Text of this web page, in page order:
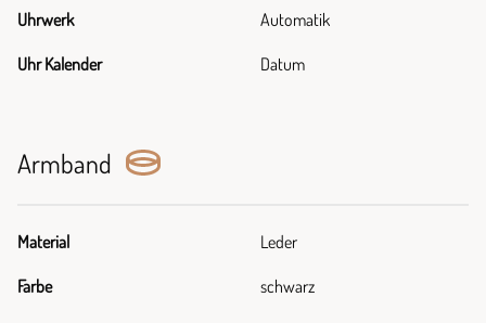
Uhrwerk Automatik
Uhr Kalender Datum
Armband
Material Leder
Farbe schwarz